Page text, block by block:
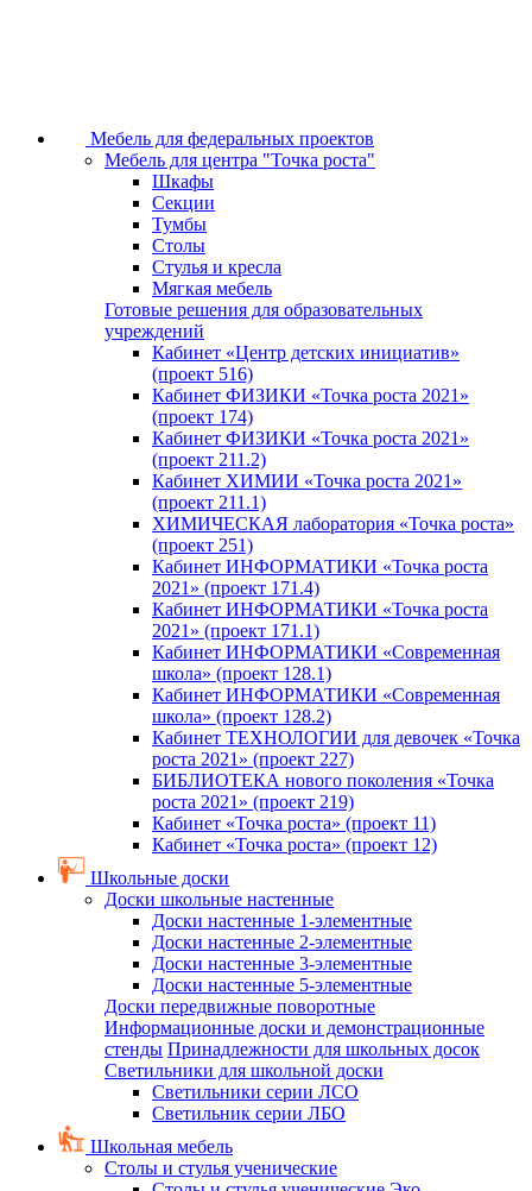
Мебель для федеральных проектов
Мебель для центра "Точка роста"
Шкафы
Секции
Тумбы
Столы
Стулья и кресла
Мягкая мебель
Готовые решения для образовательных
учреждений
Кабинет «Центр детских инициатив»
(проект 516)
Кабинет ФИЗИКИ «Точка роста 2021»
(проект 174)
Кабинет ФИЗИКИ «Точка роста 2021»
(проект 211.2)
Кабинет ХИМИИ «Точка роста 2021»
(проект 211.1)
ХИМИЧЕСКАЯ лаборатория «Точка роста»
(проект 251)
Кабинет ИНФОРМАТИКИ «Точка роста
2021» (проект 171.4)
Кабинет ИНФОРМАТИКИ «Точка роста
2021» (проект 171.1)
Кабинет ИНФОРМАТИКИ «Современная
школа» (проект 128.1)
Кабинет ИНФОРМАТИКИ «Современная
школа» (проект 128.2)
Кабинет ТЕХНОЛОГИИ для девочек «Точка
роста 2021» (проект 227)
БИБЛИОТЕКА нового поколения «Точка
роста 2021» (проект 219)
Кабинет «Точка роста» (проект 11)
Кабинет «Точка роста» (проект 12)
Школьные доски
Доски школьные настенные
Доски настенные 1-элементные
Доски настенные 2-элементные
Доски настенные 3-элементные
Доски настенные 5-элементные
Доски передвижные поворотные
Информационные доски и демонстрационные
стенды Принадлежности для школьных досок
Светильники для школьной доски
Светильники серии ЛСО
Светильник серии ЛБО
Школьная мебель
Столы и стулья ученические